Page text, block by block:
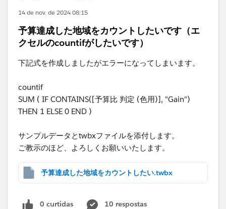
14 de nov. de 2024 08:15
予算達成した地域をカウントしたいです（エ
クセルのcountifがしたいです）
下記式を作成しましたがエラーになってしまいます。
countif
SUM ( IF CONTAINS([予算比 判定 (色用)], "Gain")
THEN 1 ELSE 0 END )
サンプルデータとtwbxファイルを添付します。
ご教示のほど、よろしくお願いいたします。
予算達成した地域をカウントしたい.twbx
0 curtidas
10 respostas